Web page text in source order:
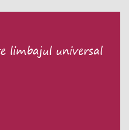
limbajul universal